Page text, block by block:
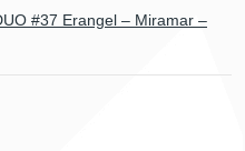
#37 Erangel – Miramar –